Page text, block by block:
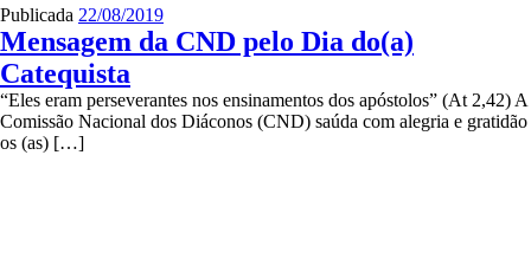
Publicada 22/08/2019
Mensagem da CND pelo Dia do(a)
Catequista
“Eles eram perseverantes nos ensinamentos dos apóstolos” (At 2,42) A
Comissão Nacional dos Diáconos (CND) saúda com alegria e gratidão
os (as) […]